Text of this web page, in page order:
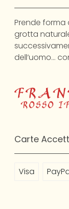
Prende
grotta
dell’uomo…
Carte
Visa